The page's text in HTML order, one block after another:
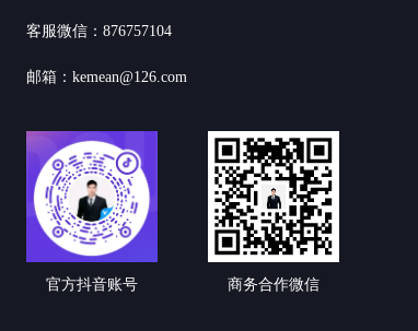
客服微信：876757104
邮箱：kemean@126.com
官方抖音账号 商务合作微信